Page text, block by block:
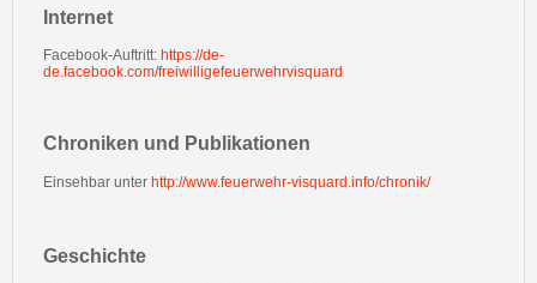
Internet
Facebook-Auftritt: https://de-
de.facebook.com/freiwilligefeuerwehrvisquard
Chroniken und Publikationen
Einsehbar unter http://www.feuerwehr-visquard.info/chronik/
Geschichte